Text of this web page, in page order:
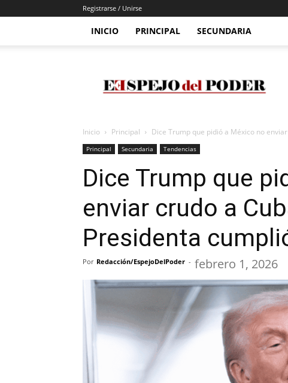
Registrarse / Unirse
INICIO PRINCIPAL SECUNDARIA
Del
Poder
Inicio Principal Dice Trump que pidió a México no
Principal Secundaria Tendencias
Dice Trump que
enviar crudo a
Presidenta
Por Redacción/EspejoDelPoder - febrero 1, 2026